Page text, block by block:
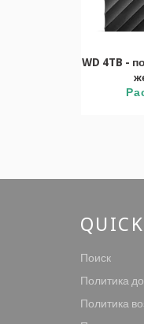
WD 4TB -
Поиск
Политика
Политика